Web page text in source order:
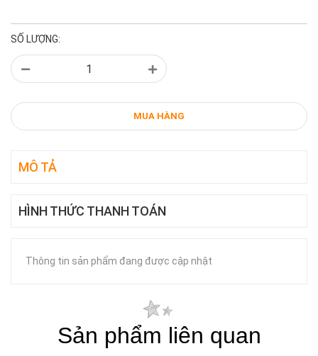
SỐ LƯỢNG:
MUA HÀNG
MÔ TẢ
HÌNH THỨC THANH TOÁN
Thông tin sản phẩm đang được cập nhật
Sản phẩm liên quan